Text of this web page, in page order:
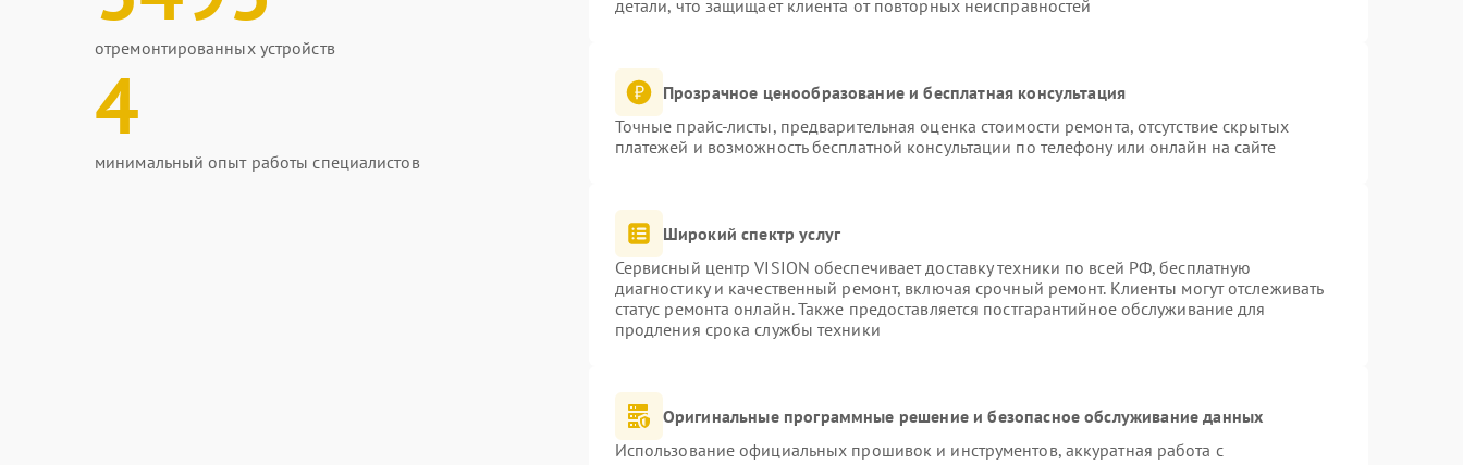
отремонтированных устройств
4
минимальный опыт работы специалистов
детали, что защищает клиента от повторных неисправностей
Прозрачное ценообразование и бесплатная консультация
Точные прайс-листы, предварительная оценка стоимости ремонта, отсутствие скрытых
платежей и возможность бесплатной консультации по телефону или онлайн на сайте
Широкий спектр услуг
Сервисный центр VISION обеспечивает доставку техники по всей РФ, бесплатную
диагностику и качественный ремонт, включая срочный ремонт. Клиенты могут отслеживать
статус ремонта онлайн. Также предоставляется постгарантийное обслуживание для
продления срока службы техники
Оригинальные программные решение и безопасное обслуживание данных
Использование официальных прошивок и инструментов, аккуратная работа с